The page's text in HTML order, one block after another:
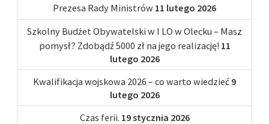
Prezesa Rady Ministrów 11 lutego 2026
Szkolny Budżet Obywatelski w I LO w Olecku – Masz
pomysł? Zdobądź 5000 zł na jego realizację! 11
lutego 2026
Kwalifikacja wojskowa 2026 – co warto wiedzieć 9
lutego 2026
Czas ferii. 19 stycznia 2026